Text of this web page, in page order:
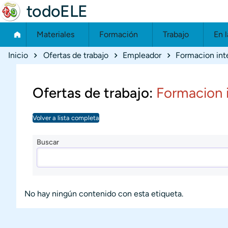
todoELE
Materiales Formación Trabajo En
Ruta de navegación
Inicio Ofertas de trabajo Empleador Formacion
Ofertas de trabajo: Formacion
Volver a lista completa
Buscar
No hay ningún contenido con esta etiqueta.